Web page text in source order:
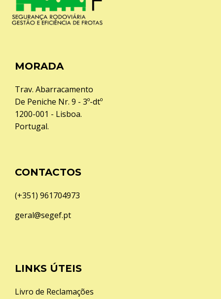
MORADA
Trav. Abarracamento
De Peniche Nr. 9 - 3º-dtº
1200-001 - Lisboa.
Portugal.
CONTACTOS
(+351) 961704973
geral@segef.pt
LINKS ÚTEIS
Livro de Reclamações